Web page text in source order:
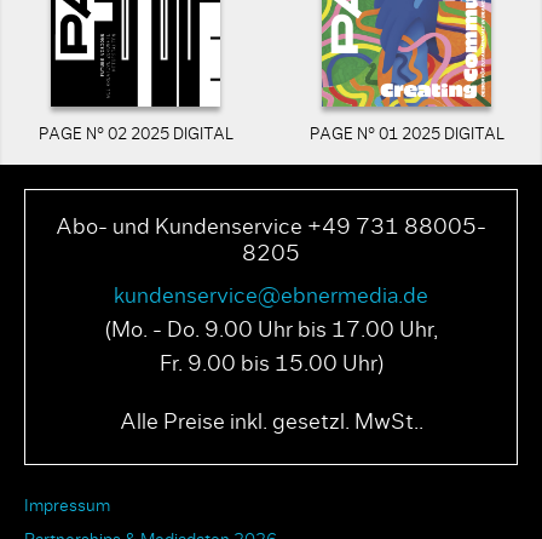
PAGE N° 02 2025 DIGITAL PAGE N° 01 2025 DIGITAL
Abo- und Kundenservice +49 731 88005-
8205
kundenservice@ebnermedia.de
(Mo. - Do. 9.00 Uhr bis 17.00 Uhr,
Fr. 9.00 bis 15.00 Uhr)
Alle Preise inkl. gesetzl. MwSt..
Impressum